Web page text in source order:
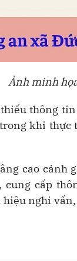
Ảnh minh
thông
khi
cao cảnh
cấp
nghi